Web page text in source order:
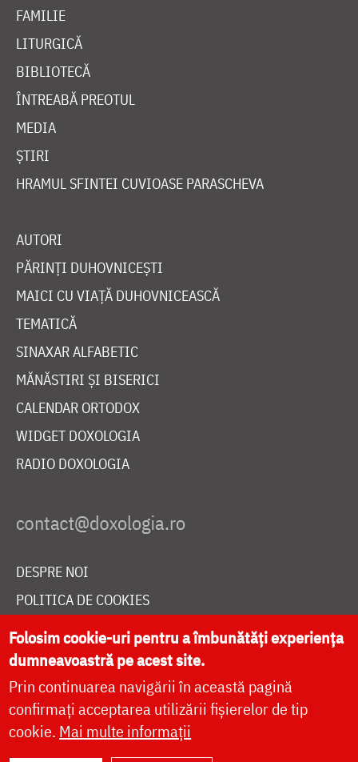
FAMILIE
LITURGICĂ
BIBLIOTECĂ
ÎNTREABĂ PREOTUL
MEDIA
ȘTIRI
HRAMUL SFINTEI CUVIOASE PARASCHEVA
AUTORI
PĂRINȚI DUHOVNICEȘTI
MAICI CU VIAȚĂ DUHOVNICEASCĂ
TEMATICĂ
SINAXAR ALFABETIC
MĂNĂSTIRI ȘI BISERICI
CALENDAR ORTODOX
WIDGET DOXOLOGIA
RADIO DOXOLOGIA
DESPRE NOI
POLITICA DE COOKIES
DONEAZĂ ONLINE PENTRU CATEDRALA NAȚIONALĂ
LIVE
Folosim cookie-uri pentru a îmbunătăți experiența
dumneavoastră pe acest site.
Prin continuarea navigării în această pagină
confirmați acceptarea utilizării fișierelor de tip
cookie. Mai multe informații